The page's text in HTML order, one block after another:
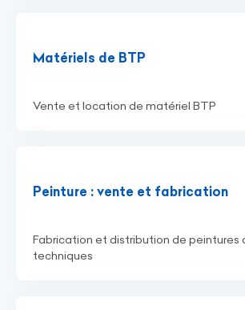
Matériels de BTP
Vente et location de matériel BTP
Peinture : vente et fabrication
Fabrication et distribution de peintures
techniques